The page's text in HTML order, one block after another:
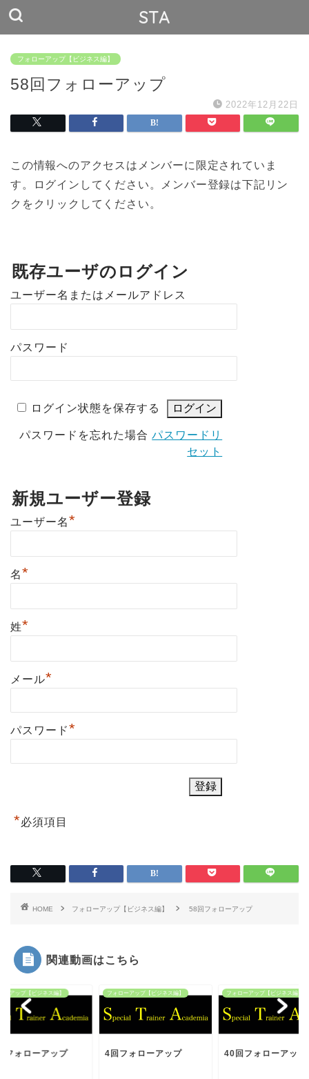
STA
フォローアップ【ビジネス編】
58回フォローアップ
2022年12月22日
この情報へのアクセスはメンバーに限定されていま
す。ログインしてください。メンバー登録は下記リン
クをクリックしてください。
既存ユーザのログイン
ユーザー名またはメールアドレス
パスワード
ログイン状態を保存する
パスワードを忘れた場合パスワードリ
セット
新規ユーザー登録
ユーザー名*
名*
姓*
メール*
パスワード*
*必須項目
HOME フォローアップ【ビジネス編】 58回フォローアップ
関連動画はこちら
ーアップ【ビジネス編】
フォローアップ
フォローアップ【ビジネス編】
4回フォローアップ
フォローアップ【ビジネス編】
40回フォローアップ